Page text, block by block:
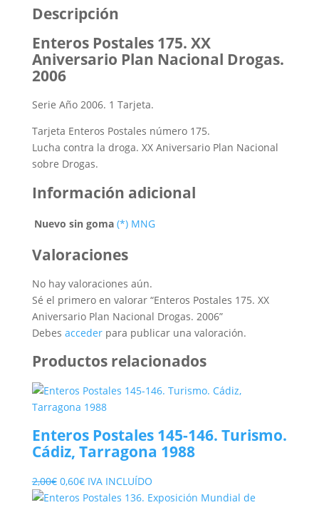
Descripción
Enteros Postales 175. XX
Aniversario Plan Nacional Drogas.
2006
Serie Año 2006. 1 Tarjeta.
Tarjeta Enteros Postales número 175.
Lucha contra la droga. XX Aniversario Plan Nacional
sobre Drogas.
Información adicional
Nuevo sin goma (*) MNG
Valoraciones
No hay valoraciones aún.
Sé el primero en valorar “Enteros Postales 175. XX
Aniversario Plan Nacional Drogas. 2006”
Debes accederpara publicar una valoración.
Productos relacionados
Enteros Postales 145-146. Turismo.
Cádiz, Tarragona 1988
2,00€ El
precio
0,60€El
precio
IVA INCLUÍDO